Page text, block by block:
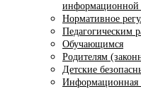
информационной
Нормативное
Педагогическим
Обучающимся
Родителям
Детские
Информационная